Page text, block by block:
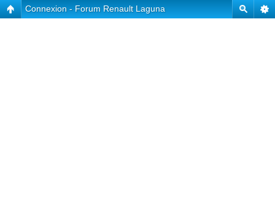
Connexion - Forum Renault Laguna